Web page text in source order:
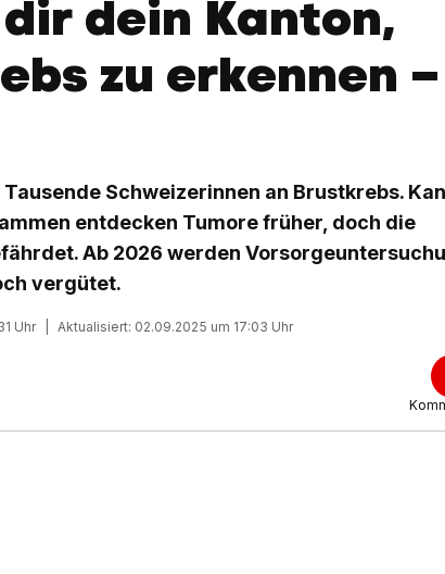
dein Kanton,
zu erkennen –
Schweizerinnen an Brustkrebs.
entdecken Tumore früher, doch die
Ab 2026 werden
vergütet.
Uhr Aktualisiert: 02.09.2025 um 17:03 Uhr